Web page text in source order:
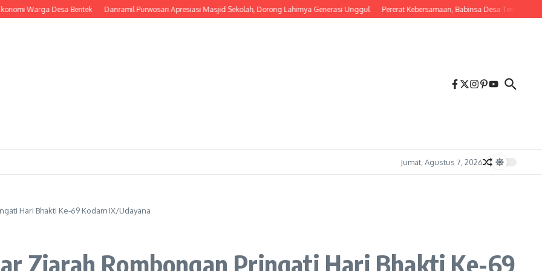
Desa Bentek Danramil Purwosari Apresiasi Masjid Sekolah, Dorong Lahirnya Generasi Unggul Pererat Kebersamaan, Babinsa Desa Tembalang Ajak
Jumat, Agustus 7, 2026
Hari Bhakti Ke-69 Kodam IX/Udayana
Ziarah Rombongan Pringati Hari Bhakti Ke-69